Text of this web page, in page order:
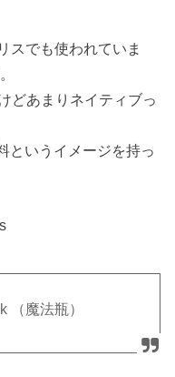
スでも使われていま
。
どあまりネイティブっ
というイメージを持っ
（魔法瓶）